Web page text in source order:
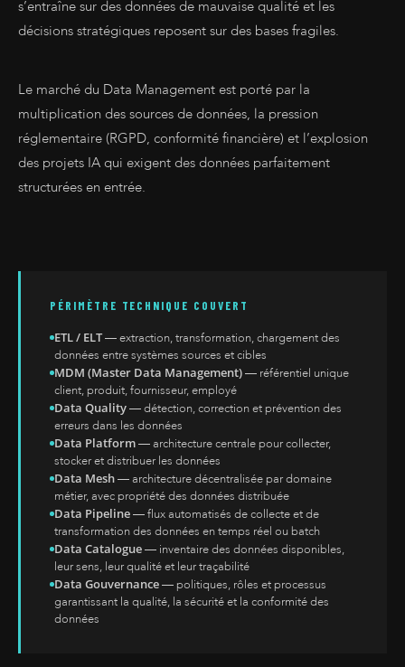
s’entraîne sur des données de mauvaise qualité et les
décisions stratégiques reposent sur des bases fragiles.
Le marché du Data Management est porté par la
multiplication des sources de données, la pression
réglementaire (RGPD, conformité financière) et l’explosion
des projets IA qui exigent des données parfaitement
structurées en entrée.
PÉRIMÈTRE TECHNIQUE COUVERT
ETL / ELT— extraction, transformation, chargement des
données entre systèmes sources et cibles
MDM (Master Data Management)— référentiel unique
client, produit, fournisseur, employé
Data Quality— détection, correction et prévention des
erreurs dans les données
Data Platform— architecture centrale pour collecter,
stocker et distribuer les données
Data Mesh— architecture décentralisée par domaine
métier, avec propriété des données distribuée
Data Pipeline— flux automatisés de collecte et de
transformation des données en temps réel ou batch
Data Catalogue— inventaire des données disponibles,
leur sens, leur qualité et leur traçabilité
Data Gouvernance— politiques, rôles et processus
garantissant la qualité, la sécurité et la conformité des
données